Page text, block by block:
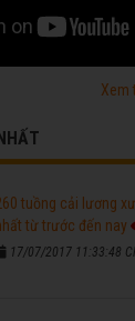
Xem
tuồng cải lương
từ trước đến nay
17/07/2017 11:33:48